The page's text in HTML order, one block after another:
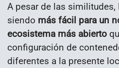
A pesar de las
siendo más fácil para un
ecosistema más abierto
configuración de
diferentes a la presente